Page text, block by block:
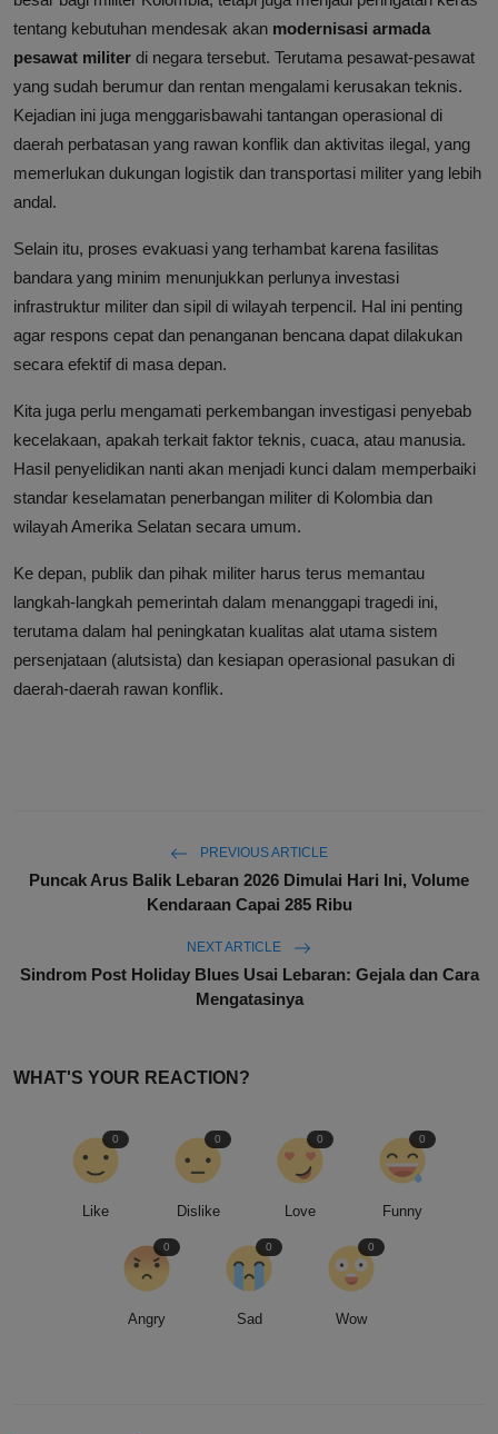
tentang kebutuhan mendesak akan modernisasi armada
pesawat militer di negara tersebut. Terutama pesawat-pesawat
yang sudah berumur dan rentan mengalami kerusakan teknis.
Kejadian ini juga menggarisbawahi tantangan operasional di
daerah perbatasan yang rawan konflik dan aktivitas ilegal, yang
memerlukan dukungan logistik dan transportasi militer yang lebih
andal.
Selain itu, proses evakuasi yang terhambat karena fasilitas
bandara yang minim menunjukkan perlunya investasi
infrastruktur militer dan sipil di wilayah terpencil. Hal ini penting
agar respons cepat dan penanganan bencana dapat dilakukan
secara efektif di masa depan.
Kita juga perlu mengamati perkembangan investigasi penyebab
kecelakaan, apakah terkait faktor teknis, cuaca, atau manusia.
Hasil penyelidikan nanti akan menjadi kunci dalam memperbaiki
standar keselamatan penerbangan militer di Kolombia dan
wilayah Amerika Selatan secara umum.
Ke depan, publik dan pihak militer harus terus memantau
langkah-langkah pemerintah dalam menanggapi tragedi ini,
terutama dalam hal peningkatan kualitas alat utama sistem
persenjataan (alutsista) dan kesiapan operasional pasukan di
daerah-daerah rawan konflik.
PREVIOUS ARTICLE
Puncak Arus Balik Lebaran 2026 Dimulai Hari Ini, Volume
Kendaraan Capai 285 Ribu
NEXT ARTICLE
Sindrom Post Holiday Blues Usai Lebaran: Gejala dan Cara
Mengatasinya
WHAT'S YOUR REACTION?
Like
0
Dislike
0
Love
0
Funny
0
Angry
0
Sad
0
Wow
0